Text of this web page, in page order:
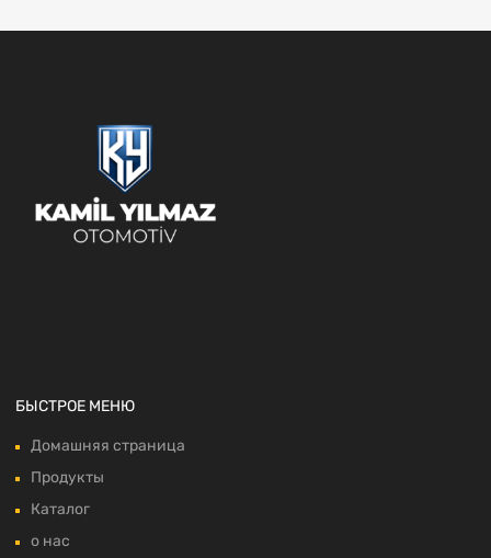
БЫСТРОЕ МЕНЮ
Домашняя страница
Продукты
Каталог
о нас